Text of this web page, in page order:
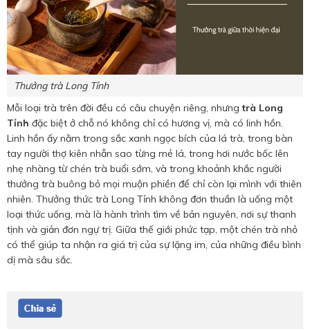
Thưởng trà Long Tỉnh
Mỗi loại trà trên đời đều có câu chuyện riêng, nhưng trà Long
Tỉnh đặc biệt ở chỗ nó không chỉ có hương vị, mà có linh hồn.
Linh hồn ấy nằm trong sắc xanh ngọc bích của lá trà, trong bàn
tay người thợ kiên nhẫn sao từng mẻ lá, trong hơi nước bốc lên
nhẹ nhàng từ chén trà buổi sớm, và trong khoảnh khắc người
thưởng trà buông bỏ mọi muộn phiền để chỉ còn lại mình với thiên
nhiên. Thưởng thức trà Long Tỉnh không đơn thuần là uống một
loại thức uống, mà là hành trình tìm về bản nguyên, nơi sự thanh
tịnh và giản đơn ngự trị. Giữa thế giới phức tạp, một chén trà nhỏ
có thể giúp ta nhận ra giá trị của sự lặng im, của những điều bình
dị mà sâu sắc.